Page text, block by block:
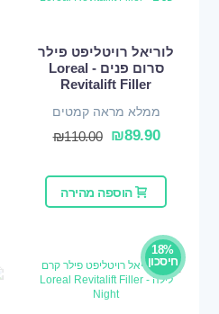
לוריאל רויטליפט פילר
סרום פנים - Loreal
Revitalift Filler
ממלא מראה קמטים
₪89.90
₪110.00
הוספה מהירה
18%
חיסכון